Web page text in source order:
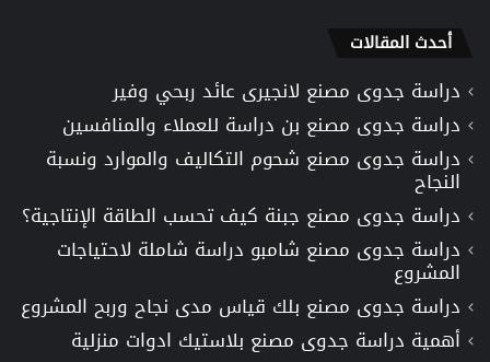
أحدث المقالات
دراسة جدوى مصنع لانجيرى عائد ربحي وفير
دراسة جدوى مصنع بن دراسة للعملاء والمنافسين
دراسة جدوى مصنع شحوم التكاليف والموارد ونسبة
النجاح
دراسة جدوى مصنع جبنة كيف تحسب الطاقة الإنتاجية؟
دراسة جدوى مصنع شامبو دراسة شاملة لاحتياجات
المشروع
دراسة جدوى مصنع بلك قياس مدى نجاح وربح المشروع
أهمية دراسة جدوى مصنع بلاستيك ادوات منزلية